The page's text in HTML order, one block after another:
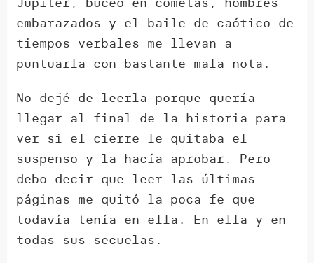
embarazados y el baile de caótico de
tiempos verbales me llevan a
puntuarla con bastante mala nota.
No dejé de leerla porque quería
llegar al final de la historia para
ver si el cierre le quitaba el
suspenso y la hacía aprobar. Pero
debo decir que leer las últimas
páginas me quitó la poca fe que
todavía tenía en ella. En ella y en
todas sus secuelas.